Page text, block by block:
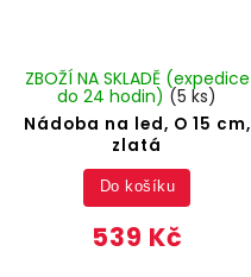
Nádoba na led, O 15 cm,
zlatá
ZBOŽÍ NA SKLADĚ (expedice
do 24 hodin) (5 ks)
539 Kč
Do košíku